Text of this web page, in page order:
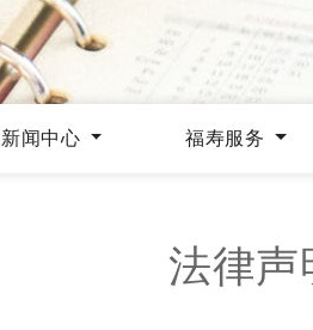
新闻中心 福寿服务
法律声